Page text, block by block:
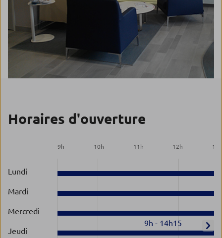
Horaires d'ouverture
9h 10h 11 h 12h 13
Lundi
Mardi
Mercredi
Jeudi
9h - 14h15